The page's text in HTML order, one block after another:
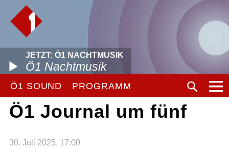
JETZT: Ö1 NACHTMUSIK
Ö1 Nachtmusik
Ö1 SOUND PROGRAMM
Ö1 Journal um fünf
30. Juli 2025, 17:00